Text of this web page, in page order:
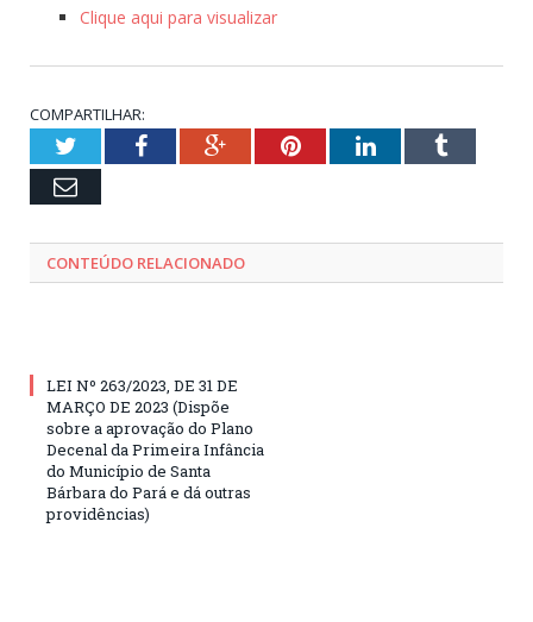
Clique aqui para visualizar
COMPARTILHAR:
TwitterFacebookGoogle+PinterestLinkedInTumblr
Email
CONTEÚDO RELACIONADO
LEI Nº 263/2023, DE 31 DE
MARÇO DE 2023 (Dispõe
sobre a aprovação do Plano
Decenal da Primeira Infância
do Município de Santa
Bárbara do Pará e dá outras
providências)